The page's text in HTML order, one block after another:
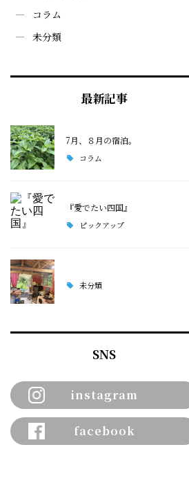
コラム
未分類
最新記事
7月、８月の宿泊。
コラム
『愛でたい四国』
ピックアップ
未分類
SNS
instagram
facebook